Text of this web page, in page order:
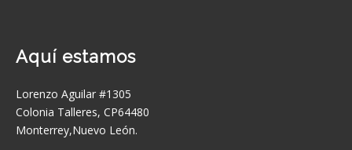
Aquí estamos
Lorenzo Aguilar #1305
Colonia Talleres, CP64480
Monterrey,Nuevo León.